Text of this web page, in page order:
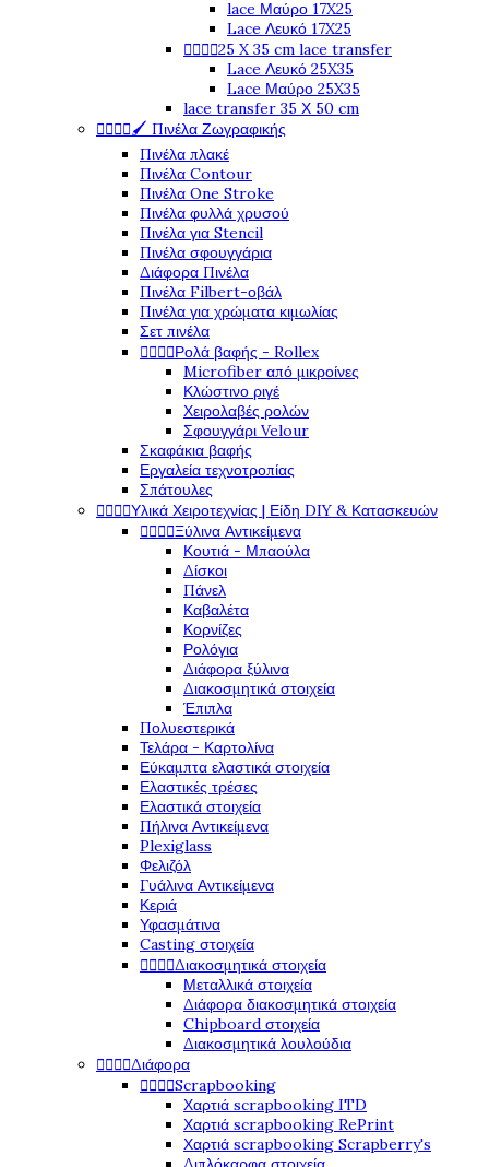
lace Μαύρο 17X25
Lace Λευκό 17X25
25 X 35 cm lace transfer
Lace Λευκό 25X35
Lace Μαύρο 25X35
lace transfer 35 Χ 50 cm
🖌️ Πινέλα Ζωγραφικής
Πινέλα πλακέ
Πινέλα Contour
Πινέλα One Stroke
Πινέλα φυλλά χρυσού
Πινέλα για Stencil
Πινέλα σφουγγάρια
Διάφορα Πινέλα
Πινέλα Filbert-οβάλ
Πινέλα για χρώματα κιμωλίας
Σετ πινέλα
Ρολά βαφής - Rollex
Microfiber από μικροίνες
Κλώστινο ριγέ
Χειρολαβές ρολών
Σφουγγάρι Velour
Σκαφάκια βαφής
Εργαλεία τεχνοτροπίας
Σπάτουλες
Υλικά Χειροτεχνίας | Είδη DIY & Κατασκευών
Ξύλινα Αντικείμενα
Κουτιά - Μπαούλα
Δίσκοι
Πάνελ
Καβαλέτα
Κορνίζες
Ρολόγια
Διάφορα ξύλινα
Διακοσμητικά στοιχεία
Έπιπλα
Πολυεστερικά
Τελάρα - Καρτολίνα
Εύκαμπτα ελαστικά στοιχεία
Ελαστικές τρέσες
Ελαστικά στοιχεία
Πήλινα Αντικείμενα
Plexiglass
Φελιζόλ
Γυάλινα Αντικείμενα
Κεριά
Υφασμάτινα
Casting στοιχεία
Διακοσμητικά στοιχεία
Μεταλλικά στοιχεία
Διάφορα διακοσμητικά στοιχεία
Chipboard στοιχεία
Διακοσμητικά λουλούδια
Διάφορα
Scrapbooking
Χαρτιά scrapbooking ITD
Χαρτιά scrapbooking RePrint
Χαρτιά scrapbooking Scrapberry's